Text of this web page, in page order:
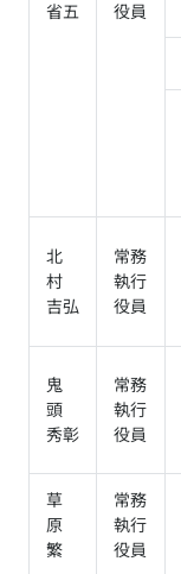
省五
役員
北
村
吉弘
常務
執行
役員
鬼
頭
秀彰
常務
執行
役員
草
原
繁
常務
執行
役員